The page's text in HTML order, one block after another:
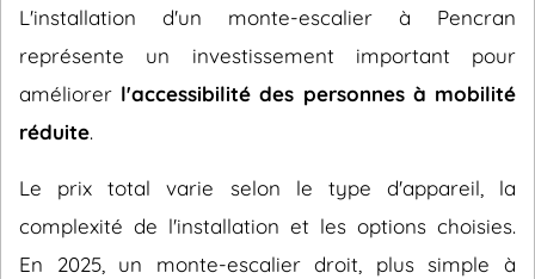
L'installation d'un monte-escalier à Pencran
représente un investissement important pour
améliorer l'accessibilité des personnes à mobilité
réduite.
Le prix total varie selon le type d'appareil, la
complexité de l'installation et les options choisies.
En 2025, un monte-escalier droit, plus simple à